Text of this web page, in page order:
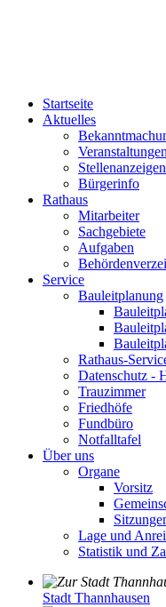
Startseite
Aktuelles
Veranstaltungen
Stellenanzeigen
Bürgerinfo
Rathaus
Mitarbeiter
Sachgebiete
Aufgaben
Service
Bauleitplanung
Rathaus-
Datenschutz -
Trauzimmer
Friedhöfe
Fundbüro
Notfalltafel
Über uns
Organe
Vorsitz
Lage und
Statistik und
Stadt Thannhausen